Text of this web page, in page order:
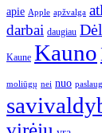
apie Apple apžvalga
darbai daugiau Dėl
Kaune Kauno
moliūgų nei nuo